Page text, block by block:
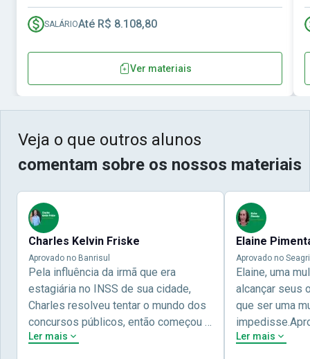
SALÁRIOAté R$ 8.108,80
Ver materiais
Veja o que outros alunos
comentam sobre os nossos materiais
Charles Kelvin Friske
Aprovado no Banrisul
Pela influência da irmã que era
estagiária no INSS de sua cidade,
Charles resolveu tentar o mundo dos
concursos públicos, então começou a
estudar com contéudo gratuito que a
Ler mais
Elaine
Aprovado no
Elaine, uma
alcançar seus
que ser uma
concursos
Ler mais